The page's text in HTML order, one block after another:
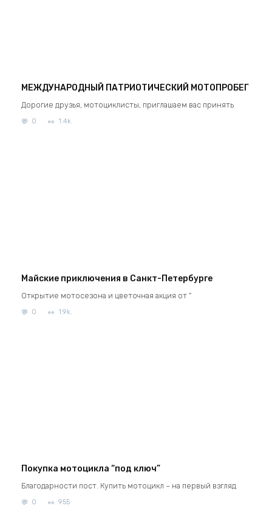
МЕЖДУНАРОДНЫЙ ПАТРИОТИЧЕСКИЙ МОТОПРОБЕГ
Дорогие друзья, мотоциклисты, приглашаем вас принять
0 1.4k.
Майские приключения в Санкт-Петербурге
Открытие мотосезона и цветочная акция от “
0 1.9k.
Покупка мотоцикла “под ключ”
Благодарности пост. Купить мотоцикл – на первый взгляд
0 955